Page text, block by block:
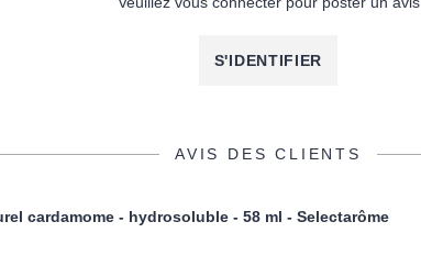
S'IDENTIFIER
AVIS DES CLIENTS
cardamome - hydrosoluble - 58 ml - Selectarôme